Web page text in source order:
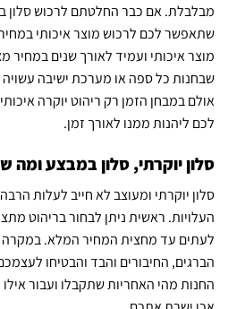
מבלבלת. אם כבר החלטתם לרכושסלון
שתאפשר לכם לרכוש מוצר איכותי
מוצר איכותי ועמיד לאורך שנים במחיר
שבחנות כל ספה או מערכת ישיבה עשויה
אולם במבחן הזמן רק ריהוט יוקרה
לכם ליהנות ממנו לאורך זמן.
סלון יוקרתי, סלון במבצע ומה
סלון יוקרתי ומעוצב לא חייב לעלות
העלויות. ראשית ניתן לבחור בריהוט
לעתים עד מחצית המחיר המלא. במקרה
הברגים, החיבורים והבד והבטיחו
החנות מהי האחריות שתקבלו ועבור